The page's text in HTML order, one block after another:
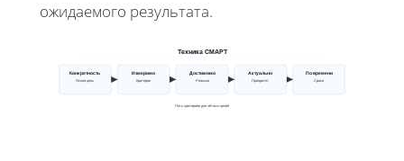
ожидаемого результата.
Техника СМАРТ
Конкретность
Ясная цель
Измеримо
Критерии
Достижимо
Реально
Актуально
Приоритет
По времени
Сроки
Пять критериев для чётных целей